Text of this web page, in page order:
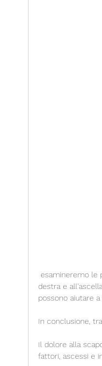
destra e
possono aiutare
In conclusione,
Il dolore alla
fattori, ascessi e